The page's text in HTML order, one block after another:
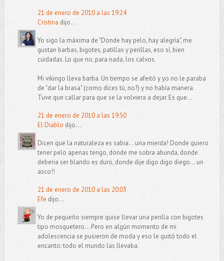
21 de enero de 2010 a las 19:24
Cristina dijo...
Yo sigo la máxima de "Donde hay pelo, hay alegría", me
gustan barbas, bigotes, patillas y perillas, eso sí, bien
cuidadas. Lo que no, para nada, los calvos.
Mi vikingo lleva barba. Un tiempo se afeitó y yo no le paraba
de "dar la brasa" (como dices tú, no?) y no había manera.
Tuve que callar para que se la volviera a dejar. Es que...
21 de enero de 2010 a las 19:50
El Diablo dijo...
Dicen que la naturaleza es sabia... una mierda! Donde quiero
tener pelo apenas tengo, donde me sobra abunda, donde
deberia ser blando es duro, donde dije digo digo diego... un
asco!!
21 de enero de 2010 a las 20:03
Efe dijo...
Yo de pequeño siempre quise llevar una perilla con bigotes
tipo mosquetero... Pero en algún momento de mi
adolescencia se pusieron de moda y eso le quitó todo el
encanto: todo el mundo las llevaba.